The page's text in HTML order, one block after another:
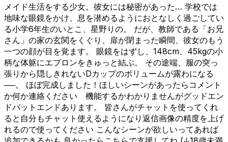
メイド生活をする少女。彼女には秘密があった… 学校では
地味な眼鏡をかけ、息を潜めるようにおとなしく過ごしてい
る小学6年生のいとこ、星野りの。 だが、教師である「お兄
さん」の家の玄関をくぐり、扉が閉まった瞬間、彼女のもう
一つの顔が目を覚ます。 眼鏡をはずし、148cm、45kgの小
柄な体躯にエプロンをきゅっと結ぶ。 その途端、服の突っ
張りから隠しきれないDカップのボリュームが露わになる
──。 ほぼ完成しました！ほしいシーンがあったらコメント
か何か連絡ください 機能するかわかりませんがグッドエン
ドバットエンドあります。 皆さんがチャットを使ってくれ
ると自分もチャット使えるようになり返信画像の精度を上げ
れるので使ってください こんなシーンが欲しいってあれば